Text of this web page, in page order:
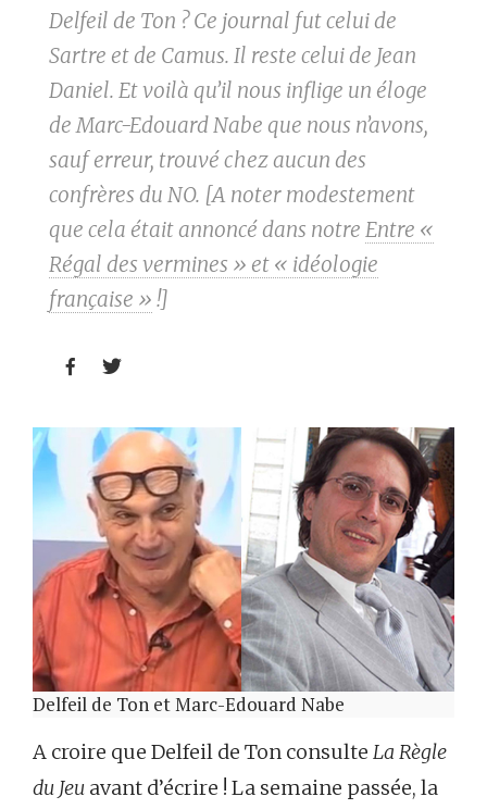
Delfeil de Ton ? Ce journal fut celui de
Sartre et de Camus. Il reste celui de Jean
Daniel. Et voilà qu’il nous inflige un éloge
de Marc-Edouard Nabe que nous n’avons,
sauf erreur, trouvé chez aucun des
confrères du NO. [A noter modestement
que cela était annoncé dans notre Entre «
Régal des vermines » et « idéologie
française » !]
 
Delfeil de Ton et Marc-Edouard Nabe
A croire que Delfeil de Ton consulte La Règle
du Jeu avant d’écrire ! La semaine passée, la